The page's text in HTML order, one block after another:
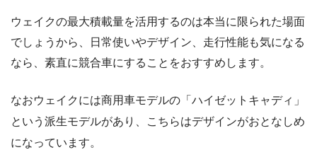
ウェイクの最大積載量を活用するのは本当に限られた場面
でしょうから、日常使いやデザイン、走行性能も気になる
なら、素直に競合車にすることをおすすめします。
なおウェイクには商用車モデルの「ハイゼットキャディ」
という派生モデルがあり、こちらはデザインがおとなしめ
になっています。